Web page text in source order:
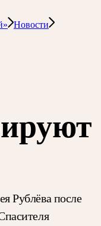
Новости
Рублёва после